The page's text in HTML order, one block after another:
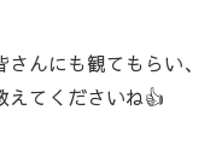
んにも観てもらい、
えてくださいね👍